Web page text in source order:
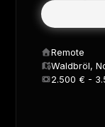
Remote
Waldbröl,
2.500 € -